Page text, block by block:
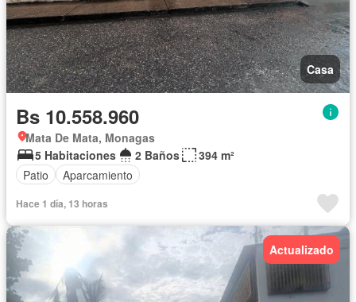
Casa
Bs 10.558.960
Mata De Mata, Monagas
5 Habitaciones
2 Baños
394 m²
Patio
Aparcamiento
Hace 1 día, 13 horas
Actualizado